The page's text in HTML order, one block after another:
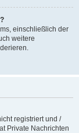
einschließlich der
weitere
registriert und /
Private Nachrichten